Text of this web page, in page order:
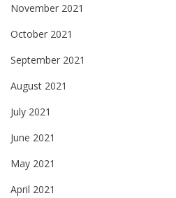
November 2021
October 2021
September 2021
August 2021
July 2021
June 2021
May 2021
April 2021